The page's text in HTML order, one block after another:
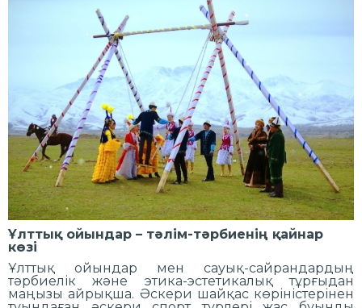
Ұлттық ойындар – тәлім-тәрбиенің қайнар
көзі
Ұлттық ойындар мен сауық-сайрандардың
тәрбиелік және этика-эстетикалық тұрғыдан
маңызы айрықша. Әскери шайқас көріністерінен